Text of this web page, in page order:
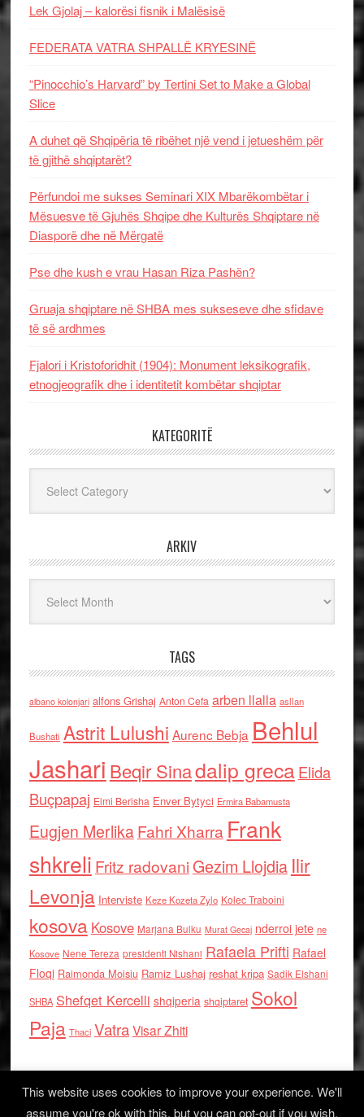
Lek Gjolaj – kalorësi fisnik i Malësisë
FEDERATA VATRA SHPALLË KRYESINË
“Pinocchio’s Harvard” by Tertini Set to Make a Global
Slice
A duhet që Shqipëria të ribëhet një vend i jetueshëm për
të gjithë shqiptarët?
Përfundoi me sukses Seminari XIX Mbarëkombëtar i
Mësuesve të Gjuhës Shqipe dhe Kulturës Shqiptare në
Diasporë dhe në Mërgatë
Pse dhe kush e vrau Hasan Riza Pashën?
Gruaja shqiptare në SHBA mes sukseseve dhe sfidave
të së ardhmes
Fjalori i Kristoforidhit (1904): Monument leksikografik,
etnogjeografik dhe i identitetit kombëtar shqiptar
KATEGORITË
ARKIV
TAGS
albano kolonjari alfons Grishaj Anton Cefa arben llalla asllan
Bushati Astrit Lulushi Aurenc Bebja Behlul
Jashari Beqir Sinadalip grecaElida
Buçpapaj Elmi Berisha Enver Bytyci Ermira Babamusta
Eugjen MerlikaFahri Xharra Frank
shkreli Fritz radovaniGezim Llojdia Ilir
Levonja Interviste Keze Kozeta Zylo Kolec Traboini
kosova Kosove Marjana Bulku Murat Gecaj nderroi jete ne
Kosove Nene Tereza presidenti Nishani Rafaela Prifti Rafael
Floqi Raimonda Moisiu Ramiz Lushaj reshat kripa Sadik Elshani
SHBA Shefqet Kercelli shqiperia shqiptaret Sokol
Paja Thaci VatraVisar Zhiti
This website uses cookies to improve your experience. We'll
assume you're ok with this, but you can opt-out if you wish.